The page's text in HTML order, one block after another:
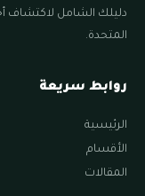
دليلك الشامل لاكتشاف
المتحدة.
روابط سريعة
الرئيسية
الأقسام
المقالات